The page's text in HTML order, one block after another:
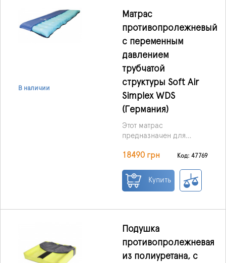
регулируется под
особенности.
В наличии
Матрас
противопролежневый
с переменным
давлением
трубчатой ​​
структуры Soft Air
Simplex WDS
(Германия)
Этот матрас
предназначен для
лечения пролежней
степени тяжести.
Он может работать в
двух режимах:
секции равномерно
надуты и обеспечивают
Динамический –
18490 грн Код: 47769
Купить
Подушка
противопролежневая
из полиуретана, с